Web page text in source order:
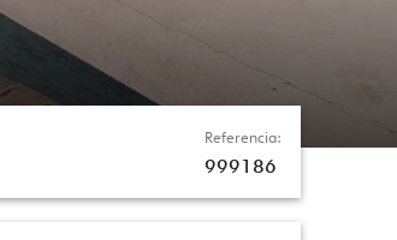
Referencia:
999186